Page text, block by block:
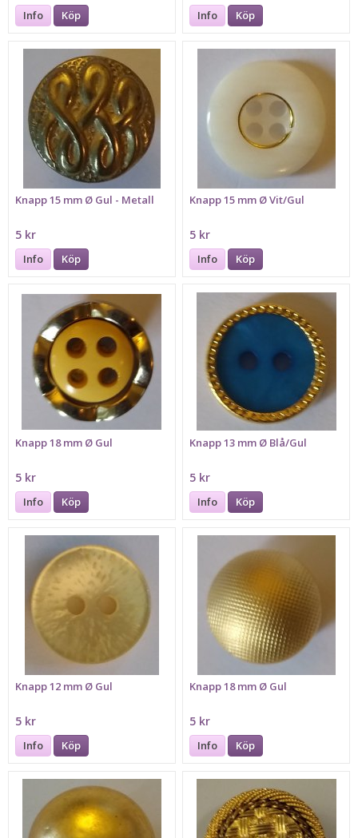
Info Köp Info Köp
Knapp 15 mm Ø Gul - Metall
5 kr
Info Köp
Knapp 15 mm Ø Vit/Gul
5 kr
Info Köp
Knapp 18 mm Ø Gul
5 kr
Info Köp
Knapp 13 mm Ø Blå/Gul
5 kr
Info Köp
Knapp 12 mm Ø Gul
5 kr
Info Köp
Knapp 18 mm Ø Gul
5 kr
Info Köp